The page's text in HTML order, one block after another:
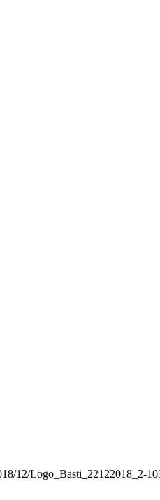
12/Logo_Basti_22122018_2-